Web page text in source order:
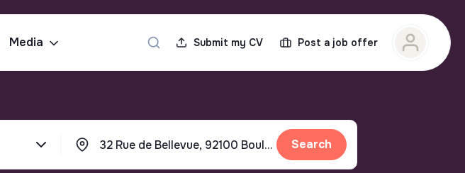
Media Submit my CV Post a job offer
Search